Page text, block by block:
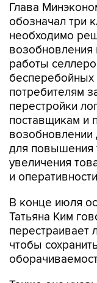
Глава
обозначал три
необходимо
возобновления
работы
бесперебойных
потребителям
перестройки
поставщикам и
возобновлении
для повышения
увеличения
и
В конце июля
Татьяна Ким
перестраивает
чтобы